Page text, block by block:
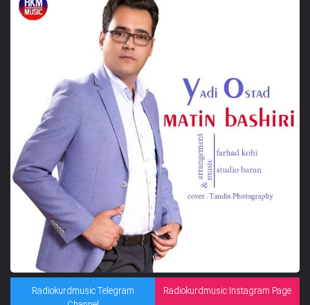
Radiokurdmusic Instagram Page
Radiokurdmusic Telegram